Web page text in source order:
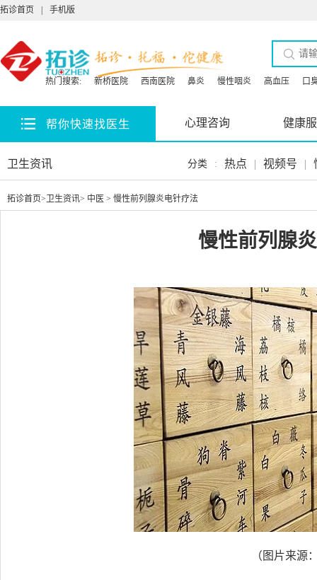
拓诊首页 手机版
热门搜索: 新桥医院 西南医院 鼻炎 慢性咽炎 高血压 口
帮你快速找医生 心理咨询 健康
卫生资讯 分类 : 热点 | 视频号 |
拓诊首页> 卫生资讯> 中医 > 慢性前列腺炎电针疗法
慢性前列腺
（图片来源